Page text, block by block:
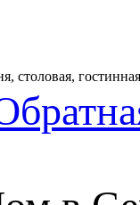
столовая,